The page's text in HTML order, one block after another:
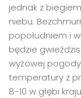
jednak z
niebu.
popołudniem i
będzie
wyżowej
temperatury z
8-10 w głębi